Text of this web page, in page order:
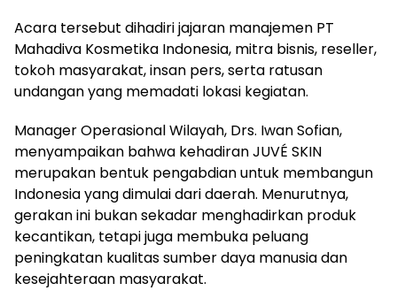
Acara tersebut dihadiri jajaran manajemen PT
Mahadiva Kosmetika Indonesia, mitra bisnis, reseller,
tokoh masyarakat, insan pers, serta ratusan
undangan yang memadati lokasi kegiatan.
Manager Operasional Wilayah, Drs. Iwan Sofian,
menyampaikan bahwa kehadiran JUVÉ SKIN
merupakan bentuk pengabdian untuk membangun
Indonesia yang dimulai dari daerah. Menurutnya,
gerakan ini bukan sekadar menghadirkan produk
kecantikan, tetapi juga membuka peluang
peningkatan kualitas sumber daya manusia dan
kesejahteraan masyarakat.